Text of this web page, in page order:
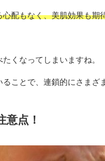
配もなく、美肌効果も期
くなってしまいますね。
ことで、連鎖的にさまざ
点！